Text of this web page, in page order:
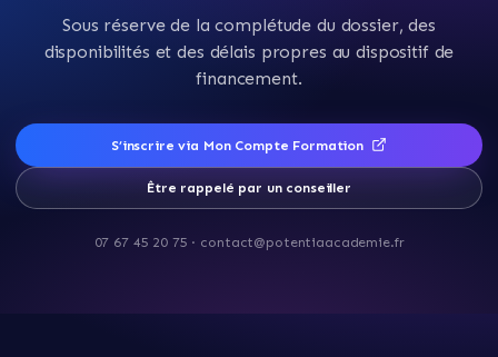
Sous réserve de la complétude du dossier, des
disponibilités et des délais propres au dispositif de
financement.
S’inscrire via Mon Compte Formation
Être rappelé par un conseiller
07 67 45 20 75 · contact@potentiaacademie.fr